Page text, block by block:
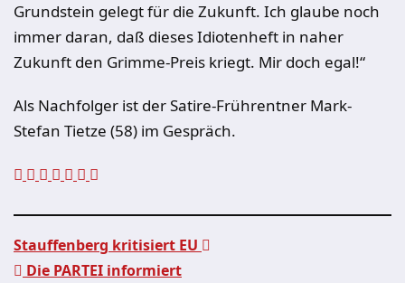
Grundstein gelegt für die Zukunft. Ich glaube noch
immer daran, daß dieses Idiotenheft in naher
Zukunft den Grimme-Preis kriegt. Mir doch egal!“
Als Nachfolger ist der Satire-Frührentner Mark-
Stefan Tietze (58) im Gespräch.
Stauffenberg kritisiert EU
Die PARTEI informiert